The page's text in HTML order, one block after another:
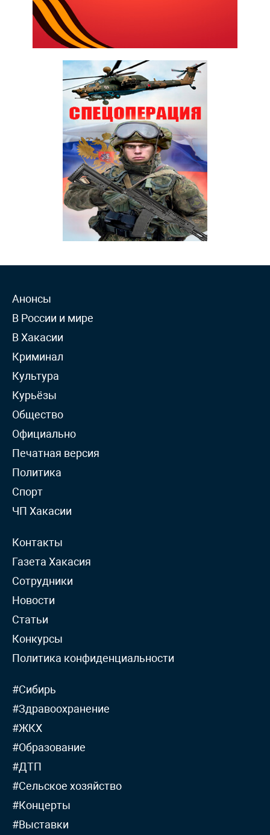
Анонсы
В России и мире
В Хакасии
Криминал
Культура
Курьёзы
Общество
Официально
Печатная версия
Политика
Спорт
ЧП Хакасии
Контакты
Газета Хакасия
Сотрудники
Новости
Статьи
Конкурсы
Политика конфиденциальности
#Сибирь
#Здравоохранение
#ЖКХ
#Образование
#ДТП
#Сельское хозяйство
#Концерты
#Выставки